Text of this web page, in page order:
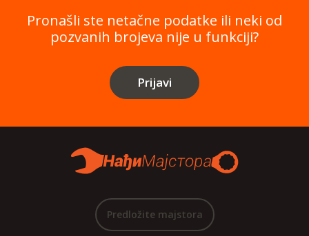
Pronašli ste netačne podatke ili neki od
pozvanih brojeva nije u funkciji?
Prijavi
Predložite majstora